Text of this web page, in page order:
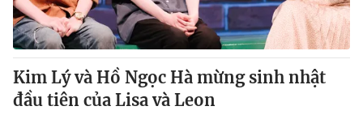
Kim Lý và Hồ Ngọc Hà mừng sinh nhật
đầu tiên của Lisa và Leon